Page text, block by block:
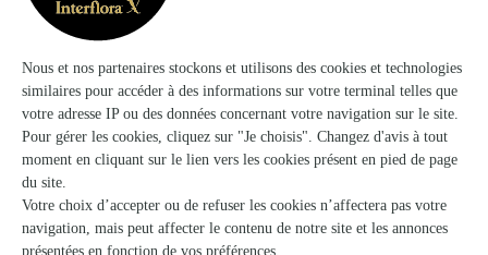
Fleurs et Compagnie
Longeau Percey
★★★★ ★4 (30)
5 impasse du Vernoy